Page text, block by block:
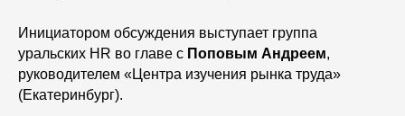
Инициатором обсуждения выступает группа
уральских HR во главе с Поповым Андреем,
руководителем «Центра изучения рынка труда»
(Екатеринбург).